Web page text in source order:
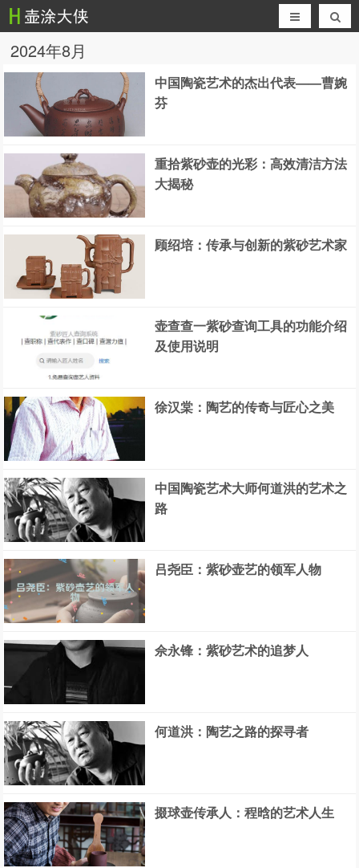
2024年8月
中国陶瓷艺术的杰出代表——曹婉
芬
重拾紫砂壶的光彩：高效清洁方法
大揭秘
顾绍培：传承与创新的紫砂艺术家
壶查查一紫砂查询工具的功能介绍
及使用说明
徐汉棠：陶艺的传奇与匠心之美
中国陶瓷艺术大师何道洪的艺术之
路
吕尧臣：紫砂壶艺的领军人物
佘永锋：紫砂艺术的追梦人
何道洪：陶艺之路的探寻者
掇球壶传承人：程晗的艺术人生